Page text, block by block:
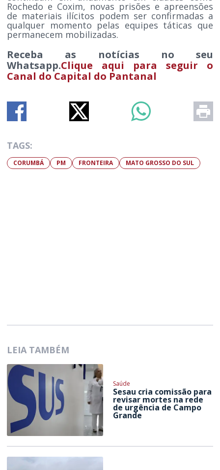
Rochedo e Coxim, novas prisões e apreensões
de materiais ilícitos podem ser confirmadas a
qualquer momento pelas equipes táticas que
permanecem mobilizadas.
Receba as notícias no seu
Whatsapp.Clique aqui para seguir o
Canal do Capital do Pantanal
TAGS:
CORUMBÁ PM FRONTEIRA MATO GROSSO DO SUL
LEIA TAMBÉM
Saúde
Sesau cria comissão para
revisar mortes na rede
de urgência de Campo
Grande